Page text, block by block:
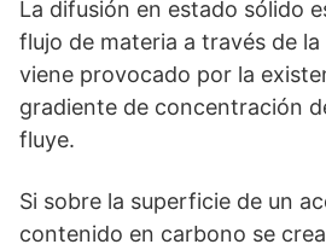
La difusión en estado sólido
flujo de materia a través de
viene provocado por la
gradiente de concentración
fluye.
Si sobre la superficie de un
contenido en carbono se